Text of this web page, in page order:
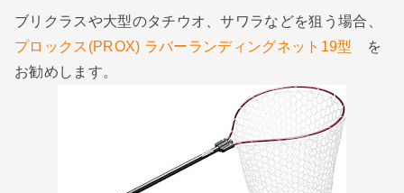
ブリクラスや大型のタチウオ、サワラなどを狙う場合、
プロックス(PROX) ラバーランディングネット19型 を
お勧めします。